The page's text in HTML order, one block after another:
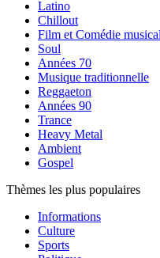
Latino
Chillout
Film et Comédie
Soul
Années 70
Musique traditionnelle
Reggaeton
Années 90
Trance
Heavy Metal
Ambient
Gospel
Thèmes les plus populaires
Informations
Culture
Sports